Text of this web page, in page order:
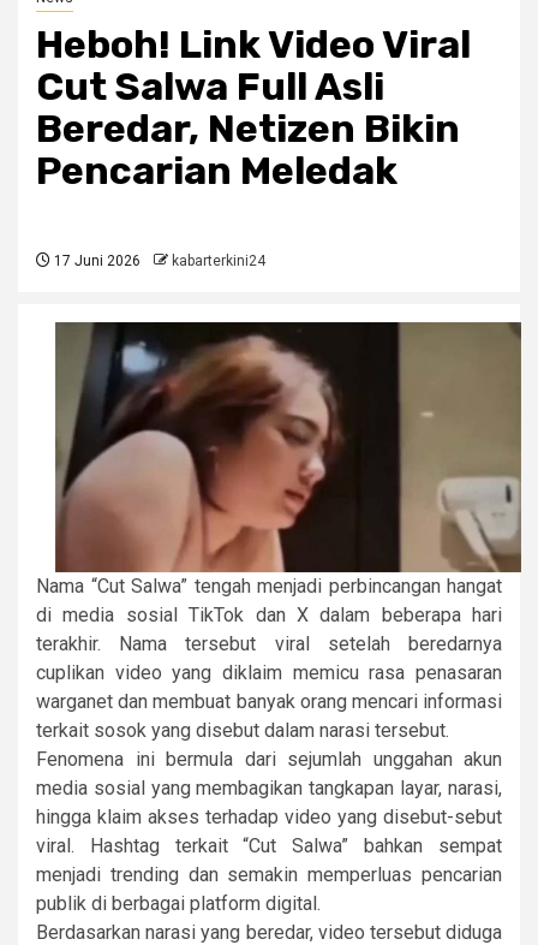
Heboh! Link Video Viral
Cut Salwa Full Asli
Beredar, Netizen Bikin
Pencarian Meledak
17 Juni 2026 kabarterkini24
Nama “Cut Salwa” tengah menjadi perbincangan hangat
di media sosial TikTok dan X dalam beberapa hari
terakhir. Nama tersebut viral setelah beredarnya
cuplikan video yang diklaim memicu rasa penasaran
warganet dan membuat banyak orang mencari informasi
terkait sosok yang disebut dalam narasi tersebut.
Fenomena ini bermula dari sejumlah unggahan akun
media sosial yang membagikan tangkapan layar, narasi,
hingga klaim akses terhadap video yang disebut-sebut
viral. Hashtag terkait “Cut Salwa” bahkan sempat
menjadi trending dan semakin memperluas pencarian
publik di berbagai platform digital.
Berdasarkan narasi yang beredar, video tersebut diduga